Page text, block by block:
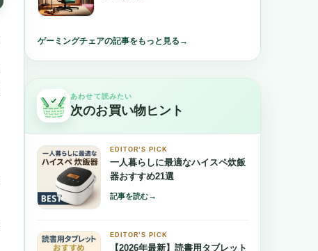
ゲーミングチェアの記事をもっと見る →
あわせて読みたい
次のお買い物ヒント
EDITOR’S PICK
一人暮らしに最適なハイスペ炊飯
器おすすめ21選
記事を読む→
EDITOR’S PICK
【2026年最新】読書用タブレット